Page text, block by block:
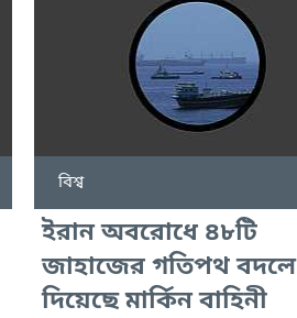
বিশ্ব
ইরান অবরোধে ৪৮টি
জাহাজের গতিপথ বদলে
দিয়েছে মার্কিন বাহিনী